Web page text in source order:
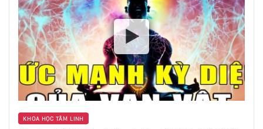
KHOA HỌC TÂM LINH